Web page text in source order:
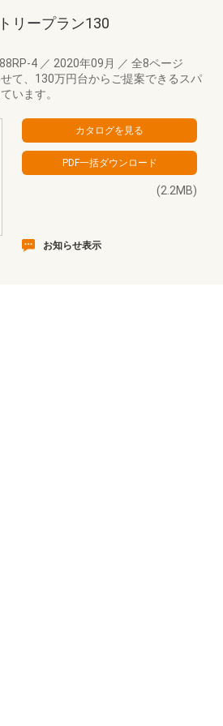
リープラン130
4 ／ 2020年09月 ／ 全8ページ
て、130万円台からご提案できるスパ
います。
(2.2MB)
お知らせ表示